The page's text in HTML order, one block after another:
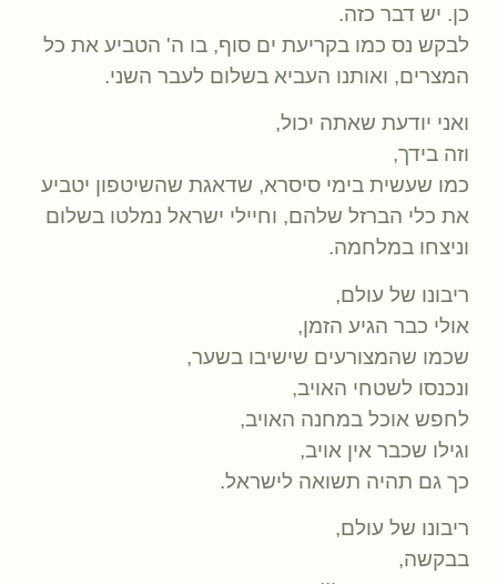
כן. יש דבר כזה.
לבקש נס כמו בקריעת ים סוף, בו ה' הטביע את כל
המצרים, ואותנו העביא בשלום לעבר השני.
ואני יודעת שאתה יכול,
וזה בידך,
כמו שעשית בימי סיסרא, שדאגת שהשיטפון יטביע
את כלי הברזל שלהם, וחיילי ישראל נמלטו בשלום
וניצחו במלחמה.
ריבונו של עולם,
אולי כבר הגיע הזמן,
שכמו שהמצורעים שישיבו בשער,
ונכנסו לשטחי האויב,
לחפש אוכל במחנה האויב,
וגילו שכבר אין אויב,
כך גם תהיה תשואה לישראל.
ריבונו של עולם,
בבקשה,